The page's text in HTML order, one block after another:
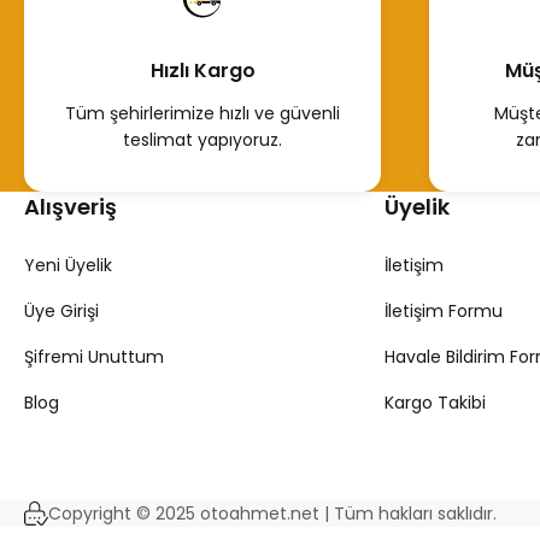
Mazot Filtresi 770147229 Master Trafic
780,00 TL
Mazot (Yakıt) Filtresi Renault Master 2 Trafic 2
Hemen İncele
Hızlı Kargo
Tüm şehirlerimize hızlı ve güvenli
teslimat yapıyoruz.
Alışveriş
Yeni Üyelik
Üye Girişi
Şifremi Unuttum
Blog
Üyelik
İletişim
İletişim Formu
Havale Bildirim
Kargo Takibi
Copyright © 2025 otoahmet.net | Tüm hakları saklıdır.